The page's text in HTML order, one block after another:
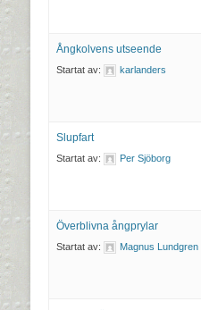
Ångkolvens utseende
Startat av: karlanders
Slupfart
Startat av: Per Sjöborg
Överblivna ångprylar
Startat av: Magnus Lundgren